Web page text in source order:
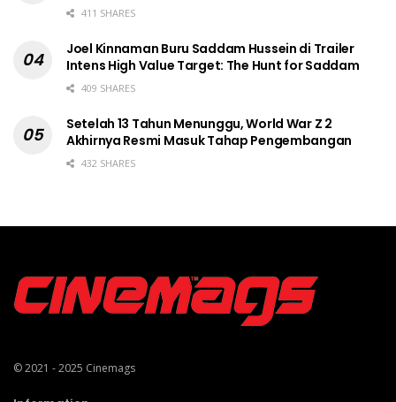
411 SHARES
Joel Kinnaman Buru Saddam Hussein di Trailer
Intens High Value Target: The Hunt for Saddam
409 SHARES
Setelah 13 Tahun Menunggu, World War Z 2
Akhirnya Resmi Masuk Tahap Pengembangan
432 SHARES
© 2021 - 2025 Cinemags